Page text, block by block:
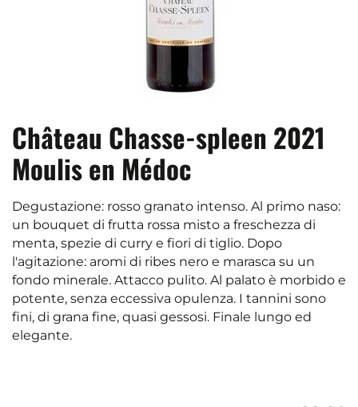
Château Chasse-spleen 2021
Moulis en Médoc
Degustazione: rosso granato intenso. Al primo naso:
un bouquet di frutta rossa misto a freschezza di
menta, spezie di curry e fiori di tiglio. Dopo
l'agitazione: aromi di ribes nero e marasca su un
fondo minerale. Attacco pulito. Al palato è morbido e
potente, senza eccessiva opulenza. I tannini sono
fini, di grana fine, quasi gessosi. Finale lungo ed
elegante.